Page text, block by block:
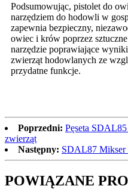
Podsumowując, pistolet do
narzędziem do hodowli w
zapewnia bezpieczny,
owiec i krów poprzez
narzędzie poprawiające
zwierząt hodowlanych ze
przydatne funkcje.
Poprzedni: Pęseta
zwierząt
Następny: SDAL87 Mikser
POWIĄZANE